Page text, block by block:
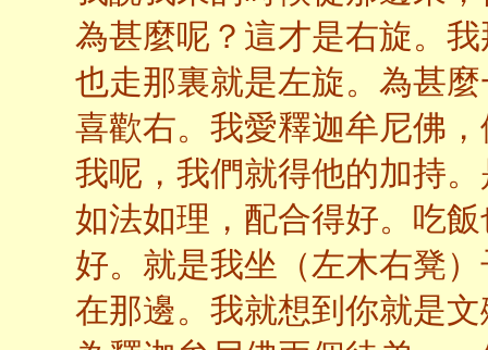
為甚麼呢？這才是右旋。
也走那裏就是左旋。為甚
喜歡右。我愛釋迦牟尼佛
我呢，我們就得他的加持
如法如理，配合得好。吃
好。就是我坐（左木右凳
在那邊。我就想到你就是